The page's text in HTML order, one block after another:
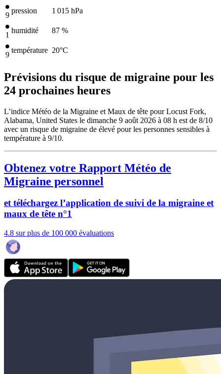
9
pression 1 015 hPa
1
humidité 87 %
9
température 20°C
Prévisions du risque de migraine pour les
24 prochaines heures
L’indice Météo de la Migraine et Maux de tête pour Locust Fork,
Alabama, United States le dimanche 9 août 2026 à 08 h est de 8/10
avec un risque de migraine de élevé pour les personnes sensibles à
température à 9/10.
Obtenez votre Rapport Météo de
Migraine personnel
et téléchargez l’application de suivi de la migraine et
maux de tête n°1
4.8 sur plus de 100 000 évaluations